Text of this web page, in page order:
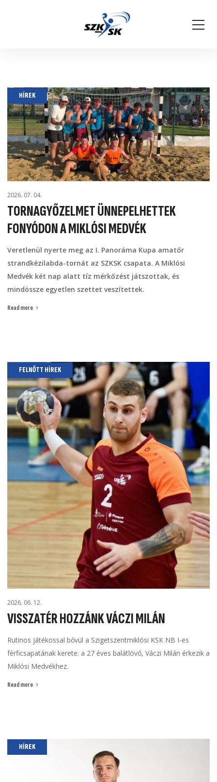
HÍREK
2026. 07. 04.
TORNAGYŐZELMET ÜNNEPELHETTEK
FONYÓDON A MIKLÓSI MEDVÉK
Veretlenül nyerte meg az I. Panoráma Kupa amatőr
strandkézilabda-tornát az SZKSK csapata. A Miklósi
Medvék két nap alatt tíz mérkőzést játszottak, és
mindössze egyetlen szettet veszítettek.
Read more
FELNŐTT HÍREK
2026. 06. 12.
VISSZATÉR HOZZÁNK VÁCZI MILÁN
Rutinos játékossal bővül a Szigetszentmiklósi KSK NB I-es
férficsapatának kerete: a 27 éves balátlövő, Váczi Milán érkezik a
Miklósi Medvékhez.
Read more
HÍREK